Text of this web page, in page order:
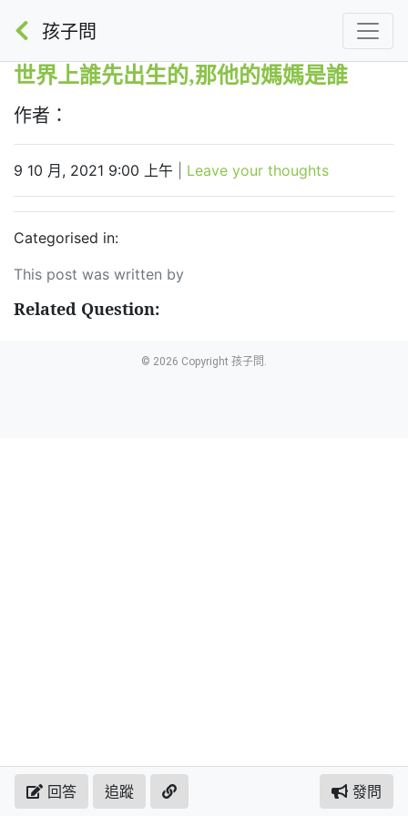
孩子問
世界上誰先出生的,那他的媽媽是誰
作者：
9 10 月, 2021 9:00 上午 Leave your thoughts
Categorised in:
This post was written by
Related Question:
© 2026 Copyright 孩子問.
回答 追蹤 發問